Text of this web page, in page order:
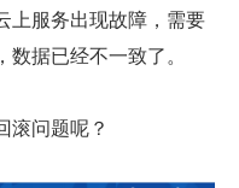
上服务出现故障，需要
据已经不一致了。
滚问题呢？